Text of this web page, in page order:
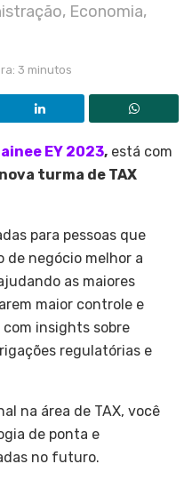
Economia,
3 minutos
EY 2023, está com
nova turma de TAX
para pessoas que
de negócio melhor a
as maiores
maior controle e
insights sobre
regulatórias e
na área de TAX, você
de ponta e
no futuro.